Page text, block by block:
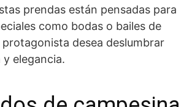
prendas están pensadas para
como bodas o bailes de
protagonista desea deslumbrar
y elegancia.